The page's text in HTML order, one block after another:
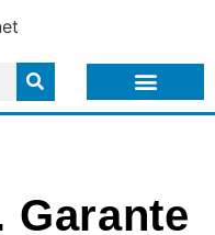
Garante